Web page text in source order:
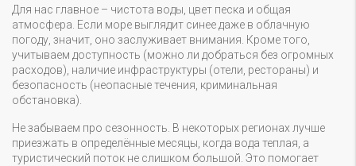
Для нас главное – чистота воды, цвет песка и общая
атмосфера. Если море выглядит синее даже в облачную
погоду, значит, оно заслуживает внимания. Кроме того,
учитываем доступность (можно ли добраться без огромных
расходов), наличие инфраструктуры (отели, рестораны) и
безопасность (неопасные течения, криминальная
обстановка).
Не забываем про сезонность. В некоторых регионах лучше
приезжать в определённые месяцы, когда вода теплая, а
туристический поток не слишком большой. Это помогает